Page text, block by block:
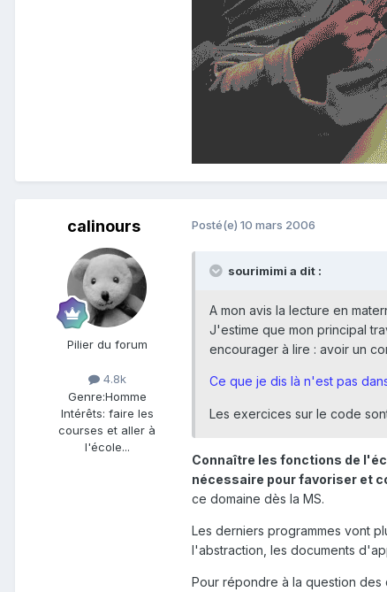
calinours
Pilier du forum
4.8k
Genre:Homme
Intérêts: faire les
courses et aller à
l'école...
Posté(e) 10 mars 2006
sourimimi a dit :
A mon avis la lecture en
J'estime que mon principal
encourager à lire : avoir un
Ce que je dis là n'est pas
Les exercices sur le code
Connaître les fonctions de
nécessaire pour favoriser et
ce domaine dès la MS.
Les derniers programmes vont
l'abstraction, les documents
Pour répondre à la question des